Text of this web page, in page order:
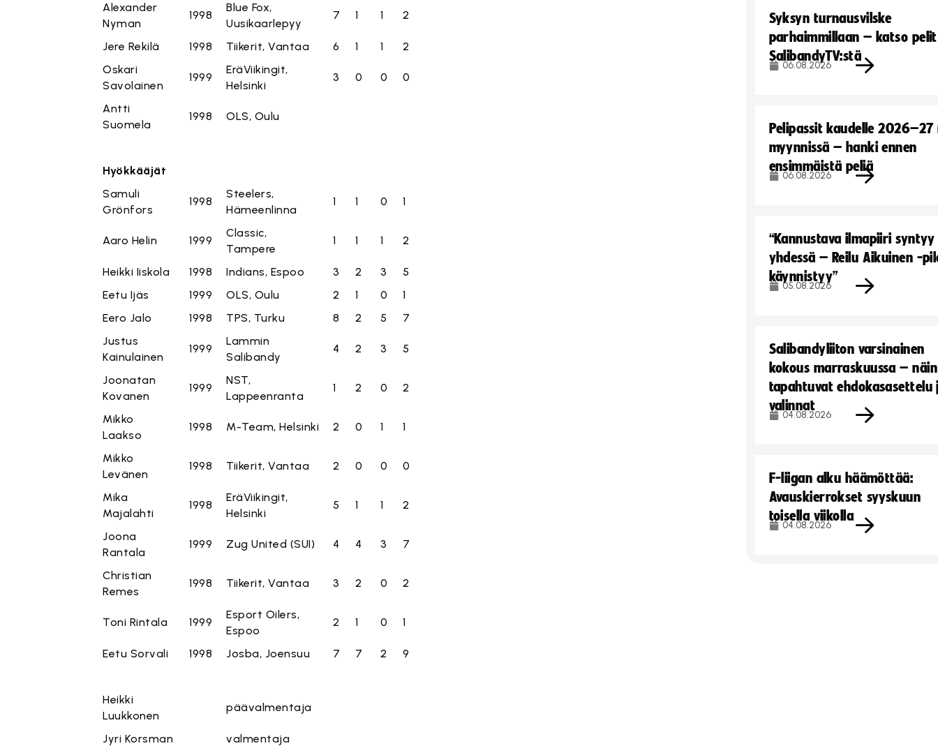
Alexander
Nyman
1998
Blue Fox,
Uusikaarlepyy
7 1 1 2
Jere Rekilä 1998 Tiikerit, Vantaa 6 1 1
2
Oskari
Savolainen
1999
EräViikingit,
Helsinki
3 0 0 0
Antti
Suomela
1998 OLS, Oulu
Hyökkääjät
Samuli
Grönfors
1998
Steelers,
Hämeenlinna
1 1 0 1
Aaro Helin 1999
Classic,
Tampere
1 1 1 2
Heikki Iiskola 1998 Indians, Espoo 3 2 3
5
Eetu Ijäs
1999 OLS, Oulu 2 1 0
1
Eero Jalo
1998 TPS, Turku 8 2 5
7
Justus
Kainulainen
1999
Lammin
Salibandy
4 2 3 5
Joonatan
Kovanen
1999
NST,
Lappeenranta
1 2 0 2
Mikko
Laakso
1998 M-Team, Helsinki 2 0 1 1
Mikko
Levänen
1998 Tiikerit, Vantaa 2 0 0 0
Mika
Majalahti
1998
EräViikingit,
Helsinki
5 1 1 2
Joona
Rantala
1999 Zug United (SUI) 4 4 3 7
Christian
Remes
1998 Tiikerit, Vantaa 3 2 0 2
Toni Rintala 1999
Esport Oilers,
Espoo
2 1 0 1
Eetu Sorvali 1998 Josba, Joensuu 7 7 2 9
Heikki
Luukkonen
päävalmentaja
Jyri Korsman valmentaja
Syksyn turnausvilske
parhaimmillaan – katso pelit
SalibandyTV:stä
06.08.2026
Pelipassit kaudelle
myynnissä – hanki ennen
ensimmäistä peliä
06.08.2026
“Kannustava ilmapiiri syntyy
yhdessä – Reilu Aikuinen -
käynnistyy”
05.08.2026
Salibandyliiton varsinainen
kokous marraskuussa – näin
tapahtuvat ehdokasasettelu
valinnat
04.08.2026
F-liigan alku häämöttää:
Avauskierrokset syyskuun
toisella viikolla
04.08.2026